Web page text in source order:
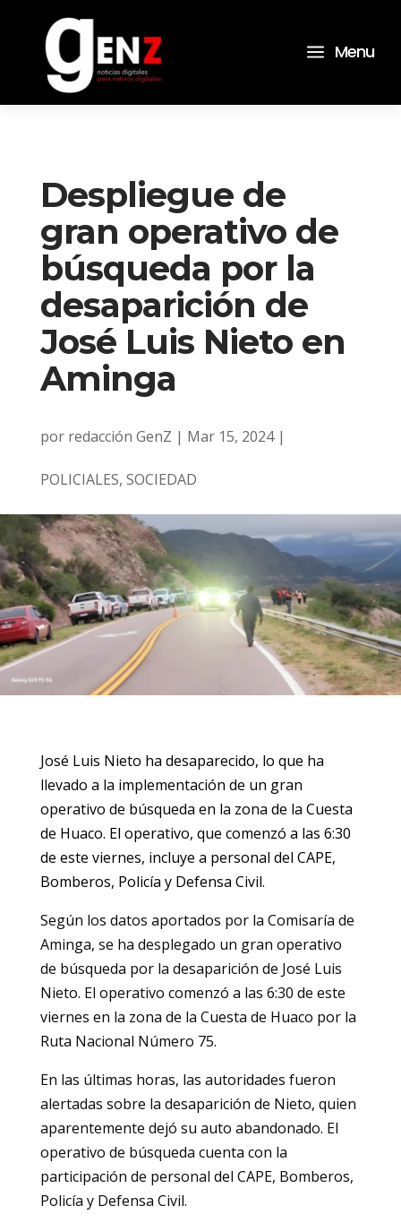
a Menu
Despliegue de
gran operativo de
búsqueda por la
desaparición de
José Luis Nieto en
Aminga
por redacción GenZ | Mar 15, 2024|
POLICIALES, SOCIEDAD
José Luis Nieto ha desaparecido, lo que ha
llevado a la implementación de un gran
operativo de búsqueda en la zona de la Cuesta
de Huaco. El operativo, que comenzó a las 6:30
de este viernes, incluye a personal del CAPE,
Bomberos, Policía y Defensa Civil.
Según los datos aportados por la Comisaría de
Aminga, se ha desplegado un gran operativo
de búsqueda por la desaparición de José Luis
Nieto. El operativo comenzó a las 6:30 de este
viernes en la zona de la Cuesta de Huaco por la
Ruta Nacional Número 75.
En las últimas horas, las autoridades fueron
alertadas sobre la desaparición de Nieto, quien
aparentemente dejó su auto abandonado. El
operativo de búsqueda cuenta con la
participación de personal del CAPE, Bomberos,
Policía y Defensa Civil.